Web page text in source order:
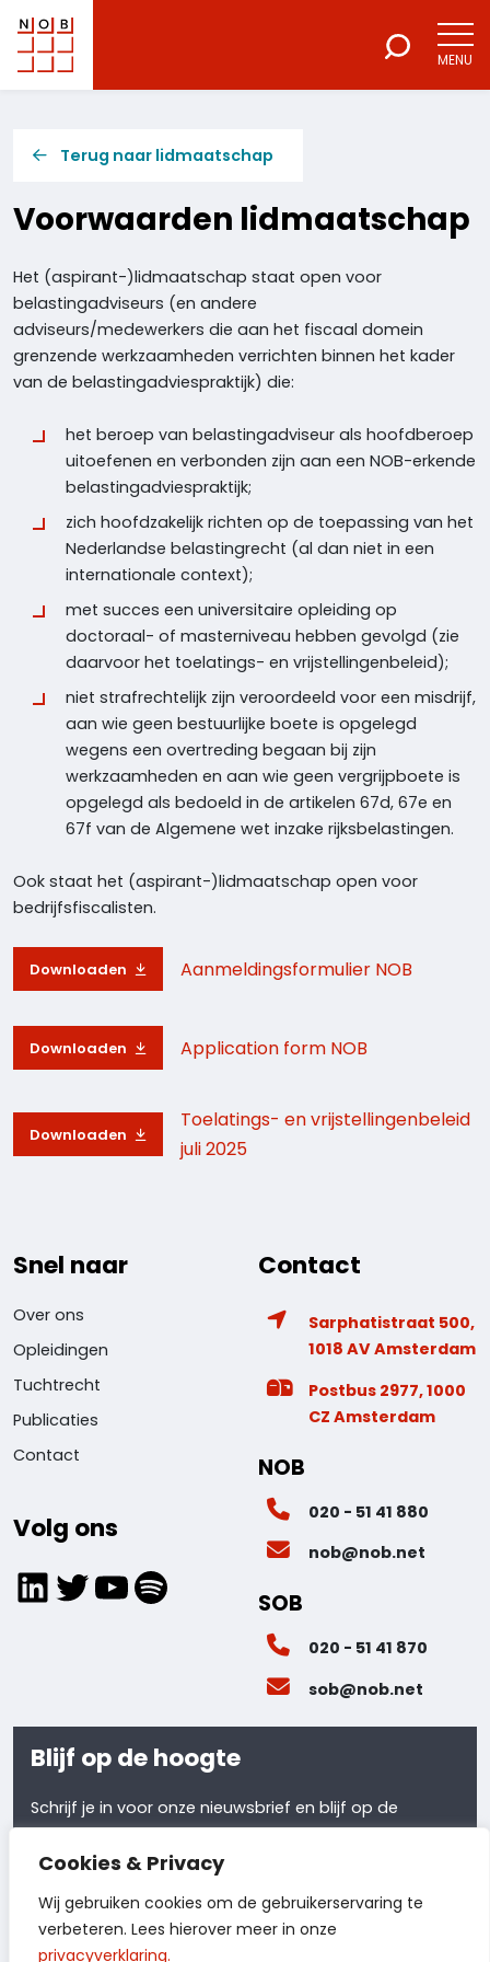
Cookies & Privacy
Wij gebruiken cookies om de gebruikerservaring te
verbeteren. Lees hierover meer in onze
privacyverklaring.
NOB
Voor een excellente beroepsuitoefening
MENU
Terug naar lidmaatschap
Voorwaarden lidmaatschap
Het (aspirant-)lidmaatschap staat open voor
belastingadviseurs (en andere
adviseurs/medewerkers die aan het fiscaal domein
grenzende werkzaamheden verrichten binnen het kader
van de belastingadviespraktijk) die:
het beroep van belastingadviseur als hoofdberoep
uitoefenen en verbonden zijn aan een NOB-erkende
belastingadviespraktijk;
zich hoofdzakelijk richten op de toepassing van het
Nederlandse belastingrecht (al dan niet in een
internationale context);
met succes een universitaire opleiding op
doctoraal- of masterniveau hebben gevolgd (zie
daarvoor het toelatings- en vrijstellingenbeleid);
niet strafrechtelijk zijn veroordeeld voor een misdrijf,
aan wie geen bestuurlijke boete is opgelegd
wegens een overtreding begaan bij zijn
werkzaamheden en aan wie geen vergrijpboete is
opgelegd als bedoeld in de artikelen 67d, 67e en
67f van de Algemene wet inzake rijksbelastingen.
Ook staat het (aspirant-)lidmaatschap open voor
bedrijfsfiscalisten.
Aanmeldingsformulier NOB
Downloaden
Application form NOB
Downloaden
Toelatings- en vrijstellingenbeleid
juli 2025
Downloaden
Snel naar
Over ons
Opleidingen
Tuchtrecht
Publicaties
Contact
Volg ons
LinkedIn
Twitter
YouTube
Spotify
Contact
Sarphatistraat 500,
1018 AV Amsterdam
Postbus 2977, 1000
CZ Amsterdam
NOB
020 - 51 41 880
nob@nob.net
SOB
020 - 51 41 870
sob@nob.net
Blijf op de hoogte
Schrijf je in voor onze nieuwsbrief en blijf op de
hoogte van al ons laatste nieuws.
Meld je aan